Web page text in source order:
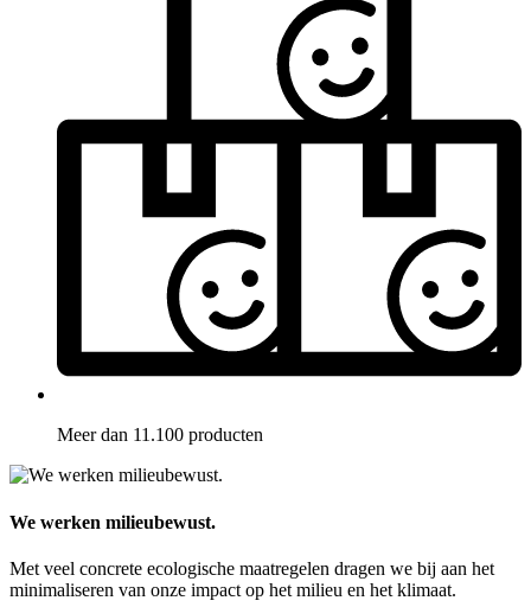
Meer dan 11.100 producten
We werken milieubewust.
Met veel concrete ecologische maatregelen dragen we bij aan het
minimaliseren van onze impact op het milieu en het klimaat.